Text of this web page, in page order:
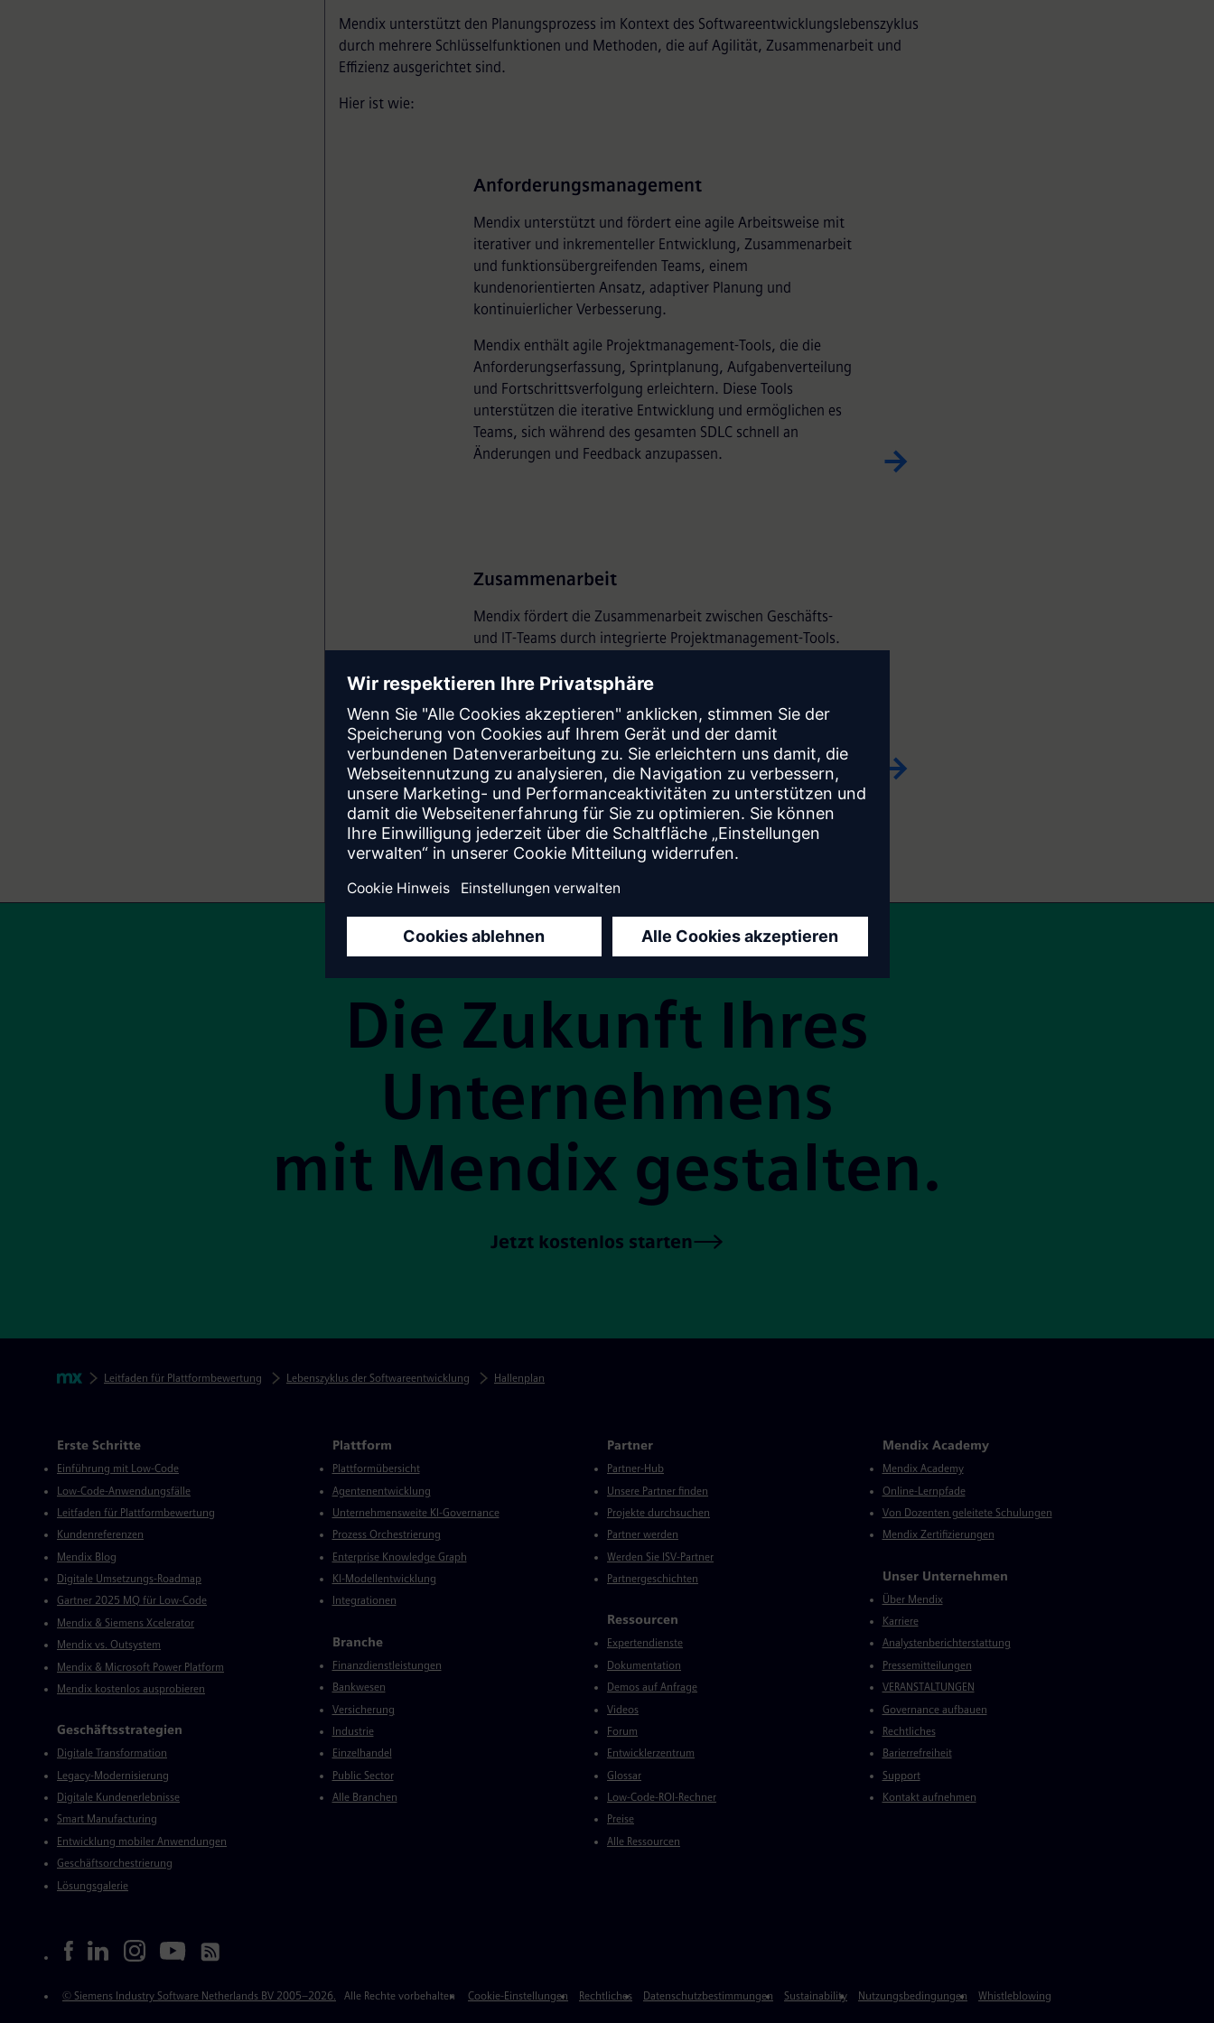
Mendix unterstützt den Planungsprozess im Kontext des Softwareentwicklungslebenszyklus
durch mehrere Schlüsselfunktionen und Methoden, die auf Agilität, Zusammenarbeit und
Effizienz ausgerichtet sind.
Hier ist wie:
Anforderungsmanagement
Mendix unterstützt und fördert eine agile Arbeitsweise mit
iterativer und inkrementeller Entwicklung, Zusammenarbeit
und funktionsübergreifenden Teams, einem
kundenorientierten Ansatz, adaptiver Planung und
kontinuierlicher Verbesserung.
Mendix enthält agile Projektmanagement-Tools, die die
Anforderungserfassung, Sprintplanung, Aufgabenverteilung
und Fortschrittsverfolgung erleichtern. Diese Tools
unterstützen die iterative Entwicklung und ermöglichen es
Teams, sich während des gesamten SDLC schnell an
Änderungen und Feedback anzupassen.
Zusammenarbeit
Mendix fördert die Zusammenarbeit zwischen Geschäfts-
und IT-Teams durch integrierte Projektmanagement-Tools.
Diese Tools ermöglichen Feedback, Diskussionen und
Anpassungen in Echtzeit und stellen sicher, dass die
Projektziele aufeinander abgestimmt sind und alle
Änderungen in der Planungsphase effizient kommuniziert
und implementiert werden.
Die Zukunft Ihres
Unternehmens
mit Mendix gestalten.
Jetzt kostenlos starten
Paniermehl
MendixLeitfaden für Plattformbewertung Lebenszyklus der Softwareentwicklung Hallenplan
Mendix Verzeichnis
Erste Schritte
Einführung mit Low-Code
Low-Code-Anwendungsfälle
Leitfaden für Plattformbewertung
Kundenreferenzen
Mendix Blog
Digitale Umsetzungs-Roadmap
Gartner 2025 MQ für Low-Code
Mendix & Siemens Xcelerator
Mendix vs. Outsystem
Mendix & Microsoft Power Platform
Mendix kostenlos ausprobieren
Geschäftsstrategien
Digitale Transformation
Legacy-Modernisierung
Digitale Kundenerlebnisse
Smart Manufacturing
Entwicklung mobiler Anwendungen
Geschäftsorchestrierung
Lösungsgalerie
Plattform
Plattformübersicht
Agentenentwicklung
Unternehmensweite KI-Governance
Prozess Orchestrierung
Enterprise Knowledge Graph
KI-Modellentwicklung
Integrationen
Branche
Finanzdienstleistungen
Bankwesen
Versicherung
Industrie
Einzelhandel
Public Sector
Alle Branchen
Partner
Partner-Hub
Unsere Partner finden
Projekte durchsuchen
Partner werden
Werden Sie ISV-Partner
Partnergeschichten
Ressourcen
Expertendienste
Dokumentation
Demos auf Anfrage
Videos
Forum
Entwicklerzentrum
Glossar
Low-Code-ROI-Rechner
Preise
Alle Ressourcen
Mendix Academy
Mendix Academy
Online-Lernpfade
Von Dozenten geleitete Schulungen
Mendix Zertifizierungen
Unser Unternehmen
Über Mendix
Karriere
Analystenberichterstattung
Pressemitteilungen
VERANSTALTUNGEN
Governance aufbauen
Rechtliches
Barierrefreiheit
Support
Kontakt aufnehmen
Soziale Medien
Rechtliches
© Siemens Industry Software Netherlands BV 2005–2026. Alle Rechte vorbehalten Cookie-Einstellungen Rechtliches Datenschutzbestimmungen Sustainability Nutzungsbedingungen Whistleblowing